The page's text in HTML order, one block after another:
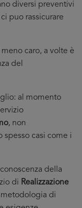
diversi preventivi
puo rassicurare
caro, a volte è
del
al momento
, non
casi come i
della
di Realizzazione
metodologia di